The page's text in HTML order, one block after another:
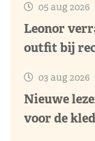
05 aug 2026
Leonor
outfit bij
03 aug 2026
Nieuwe
voor de